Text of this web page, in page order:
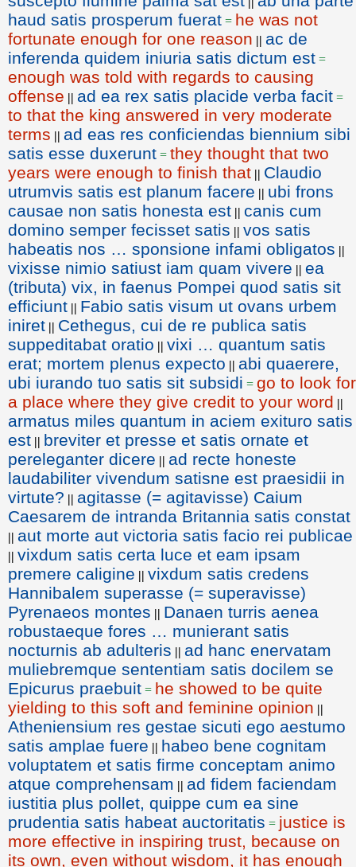
haud satis prosperum fuerat = he was not
fortunate enough for one reason || ac de
inferenda quidem iniuria satis dictum est =
enough was told with regards to causing
offense || ad ea rex satis placide verba facit =
to that the king answered in very moderate
terms || ad eas res conficiendas biennium sibi
satis esse duxerunt = they thought that two
years were enough to finish that || Claudio
utrumvis satis est planum facere || ubi frons
causae non satis honesta est || canis cum
domino semper fecisset satis || vos satis
habeatis nos … sponsione infami obligatos ||
vixisse nimio satiust iam quam vivere || ea
(tributa) vix, in faenus Pompei quod satis sit
efficiunt || Fabio satis visum ut ovans urbem
iniret || Cethegus, cui de re publica satis
suppeditabat oratio || vixi … quantum satis
erat; mortem plenus expecto || abi quaerere,
ubi iurando tuo satis sit subsidi = go to look for
a place where they give credit to your word ||
armatus miles quantum in aciem exituro satis
est || breviter et presse et satis ornate et
pereleganter dicere || ad recte honeste
laudabiliter vivendum satisne est praesidii in
virtute? || agitasse (= agitavisse) Caium
Caesarem de intranda Britannia satis constat
|| aut morte aut victoria satis facio rei publicae
|| vixdum satis certa luce et eam ipsam
premere caligine || vixdum satis credens
Hannibalem superasse (= superavisse)
Pyrenaeos montes || Danaen turris aenea
robustaeque fores … munierant satis
nocturnis ab adulteris || ad hanc enervatam
muliebremque sententiam satis docilem se
Epicurus praebuit = he showed to be quite
yielding to this soft and feminine opinion ||
Atheniensium res gestae sicuti ego aestumo
satis amplae fuere || habeo bene cognitam
voluptatem et satis firme conceptam animo
atque comprehensam || ad fidem faciendam
iustitia plus pollet, quippe cum ea sine
prudentia satis habeat auctoritatis = justice is
more effective in inspiring trust, because on
its own, even without wisdom, it has enough